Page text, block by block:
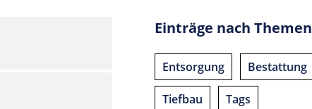
Einträge nach Themen
Entsorgung Bestattung
Tiefbau Tags